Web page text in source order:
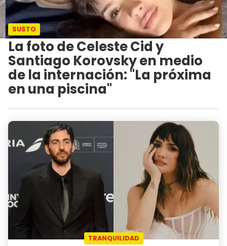
SUSTO
La foto de Celeste Cid y
Santiago Korovsky en medio
de la internación: "La próxima
en una piscina"
TRANQUILIDAD